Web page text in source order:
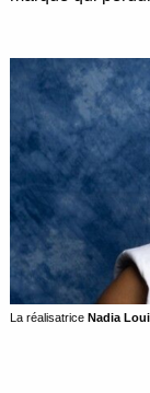
La réalisatrice Nadia